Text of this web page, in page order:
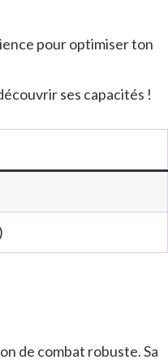
pour optimiser ton
ses capacités !
de combat robuste. Sa